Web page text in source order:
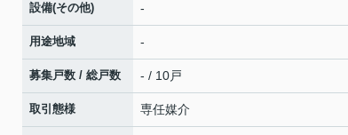
設備(その他) -
用途地域 -
募集戸数 / 総戸数 - / 10戸
取引態様 専任媒介